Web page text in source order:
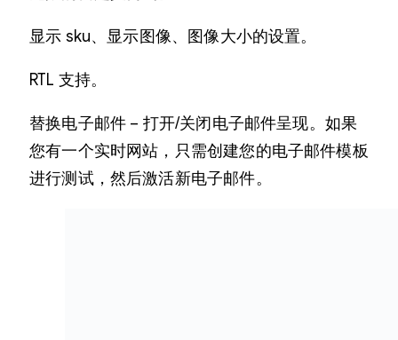
显示 sku、显示图像、图像大小的设置。
RTL 支持。
替换电子邮件 – 打开/关闭电子邮件呈现。如果
您有一个实时网站，只需创建您的电子邮件模板
进行测试，然后激活新电子邮件。